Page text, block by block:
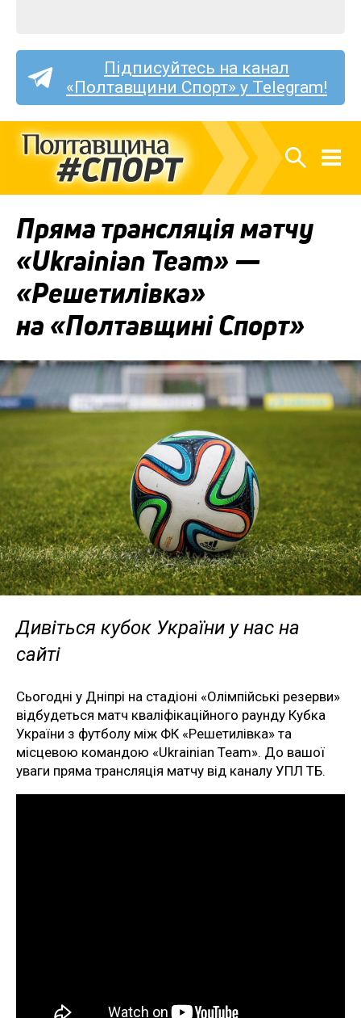
Підписуйтесь на канал
«Полтавщини Спорт» у Telegram!
Пряма трансляція матчу
«Ukrainian Team» —
«Решетилівка»
на «Полтавщині Спорт»
Дивіться кубок України у нас на
сайті
Сьогодні у Дніпрі на стадіоні «Олімпійські резерви»
відбудеться матч кваліфікаційного раунду Кубка
України з футболу між ФК «Решетилівка» та
місцевою командою «Ukrainian Team». До вашої
уваги пряма трансляція матчу від каналу УПЛ ТБ.